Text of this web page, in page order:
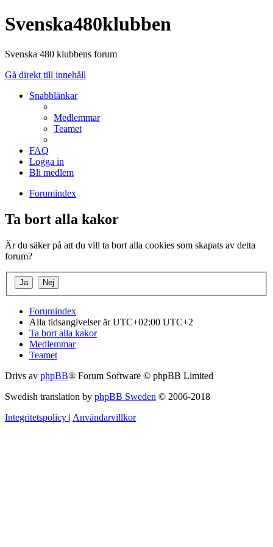
Svenska480klubben
Svenska 480 klubbens forum
Gå direkt till innehåll
Snabblänkar
Medlemmar
Teamet
FAQ
Logga in
Bli medlem
Forumindex
Ta bort alla kakor
Är du säker på att du vill ta bort alla cookies som skapats av detta
forum?
Forumindex
Alla tidsangivelser är UTC+02:00 UTC+2
Ta bort alla kakor
Medlemmar
Teamet
Drivs av phpBB® Forum Software © phpBB Limited
Swedish translation by phpBB Sweden © 2006-2018
Integritetspolicy | Användarvillkor